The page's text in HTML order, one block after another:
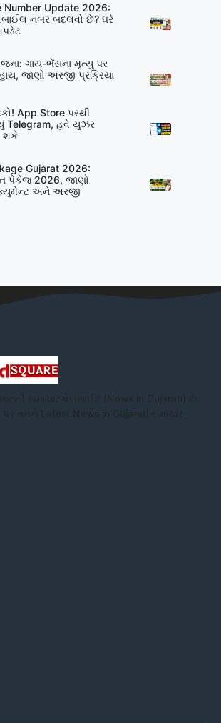
Number Update 2026:
નંબર બદલવો છે? ઘરે
ગાય-ભેંસના મૃત્યુ પર
જાણો અરજી પ્રક્રિયા
App Store પરથી
હવે યુઝર
શકે
Gujarat 2026:
પેકેજ 2026, જાણો
અને અરજી
સમાચાર વેબસાઈટ (News in Gujarati) છે.
તમને Latest News in Gujarati સમાચાર